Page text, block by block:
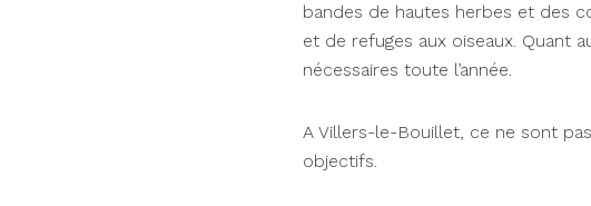
bandes de hautes herbes et des
et de refuges aux oiseaux. Quant
nécessaires toute l’année.
A Villers-le-Bouillet, ce ne sont
objectifs.